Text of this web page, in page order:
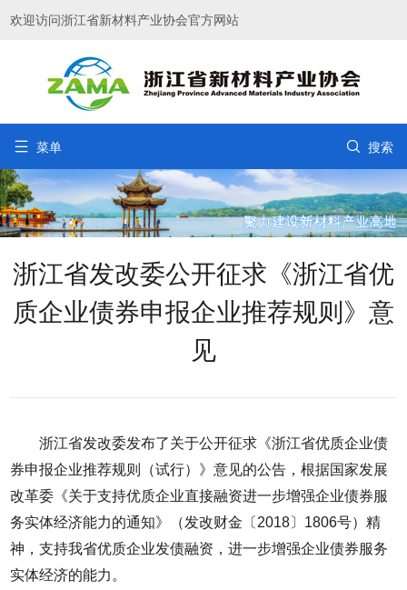
欢迎访问浙江省新材料产业协会官方网站
 菜单  搜索
浙江省发改委公开征求《浙江省优
质企业债券申报企业推荐规则》意
见
浙江省发改委发布了关于公开征求《浙江省优质企业债
券申报企业推荐规则（试行）》意见的公告，根据国家发展
改革委《关于支持优质企业直接融资进一步增强企业债券服
务实体经济能力的通知》（发改财金〔2018〕1806号）精
神，支持我省优质企业发债融资，进一步增强企业债券服务
实体经济的能力。